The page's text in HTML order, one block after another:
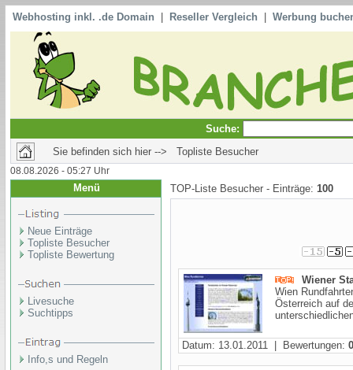
Webhosting inkl. .de Domain Reseller Vergleich Werbung
Suche:
Sie befinden sich hier --> Topliste Besucher
08.08.2026 - 05:27 Uhr
Menü
Neue Einträge
Topliste Besucher
Topliste Bewertung
Livesuche
Suchtipps
Info,s und Regeln
TOP-Liste Besucher - Einträge: 100
Wiener
Wien
Österreich auf
Datum: 13.01.2011 | Bewertungen: 0